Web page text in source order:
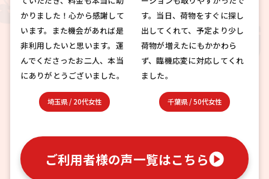
かりました！心から感謝して
います。また機会があれば是
非利用したいと思います。運
んでくださったお二人、本当
にありがとうございました。
埼玉県/ 20代女性
す。当日、荷物をすぐに探し
出してくれて、予定より少し
荷物が増えたにもかかわら
ず、臨機応変に対応してくれ
ました。
千葉県/50代女性
ご利用者様の声一覧はこちら